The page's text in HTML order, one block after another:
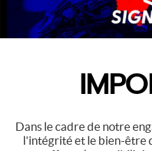
Dans le cadre de notre
l'intégrité et le bien-être